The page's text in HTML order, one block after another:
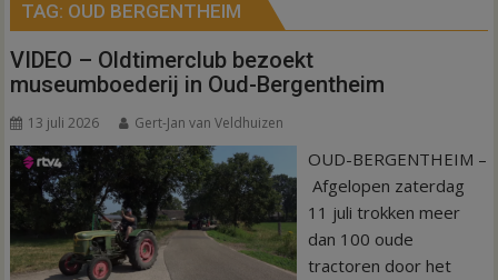
TAG: OUD BERGENTHEIM
VIDEO – Oldtimerclub bezoekt
museumboederij in Oud-Bergentheim
13 juli 2026 Gert-Jan van Veldhuizen
OUD-BERGENTHEIM –
Afgelopen zaterdag
11 juli trokken meer
dan 100 oude
tractoren door het